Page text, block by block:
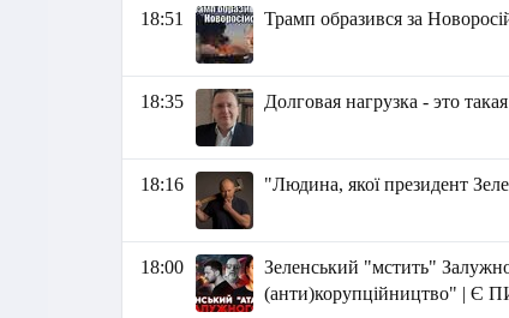
18:51 Трамп образився за
18:35 Долговая нагрузка - это
18:16 "Людина, якої президент
18:00
Зеленський "мстить"
(анти)корупційництво" | Є